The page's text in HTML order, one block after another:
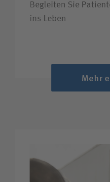
Begleiten Sie
ins Leben
Mehr